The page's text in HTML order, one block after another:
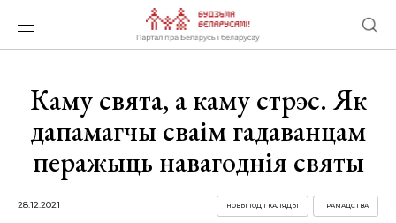
Каму свята, а каму стрэс. Як
дапамагчы сваім гадаванцам
перажыць навагоднія святы
28.12.2021 ГРАМАДСТВА
НОВЫ ГОД І КАЛЯДЫ